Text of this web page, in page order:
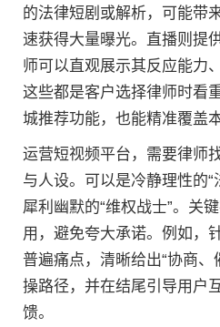
的法律短剧或解析，可能带
速获得大量曝光。直播则提
师可以直观展示其反应能力
这些都是客户选择律师时看
城推荐功能，也能精准覆盖
运营短视频平台，需要律师
与人设。可以是冷静理性的“
犀利幽默的“维权战士”。关
用，避免夸大承诺。例如，
普遍痛点，清晰给出“协商、
操路径，并在结尾引导用户
馈。